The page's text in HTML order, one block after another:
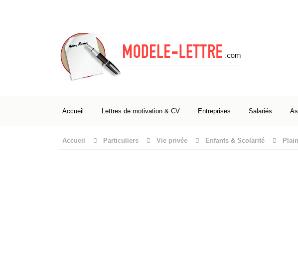
Accueil Lettres de motivation & CV Entreprises Salariés
Accueil Particuliers Vie privée Enfants & Scolarité